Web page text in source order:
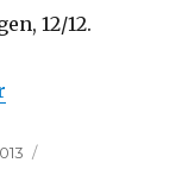
12/12.